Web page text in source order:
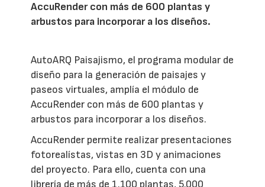
AccuRender con más de 600 plantas y
arbustos para incorporar a los diseños.
AutoARQ Paisajismo, el programa modular de
diseño para la generación de paisajes y
paseos virtuales, amplía el módulo de
AccuRender con más de 600 plantas y
arbustos para incorporar a los diseños.
AccuRender permite realizar presentaciones
fotorealístas, vistas en 3D y animaciones
del proyecto. Para ello, cuenta con una
librería de más de 1.100 plantas, 5.000